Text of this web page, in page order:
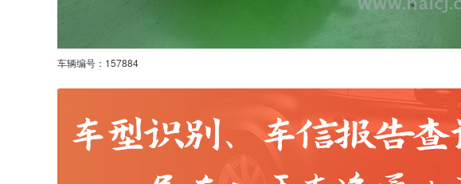
车辆编号： 157884